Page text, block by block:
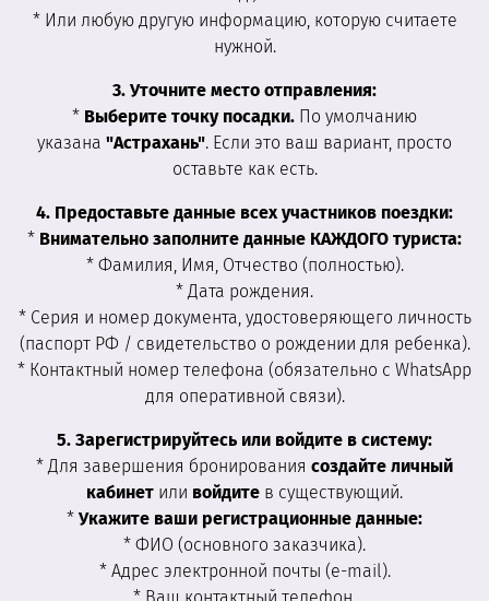
* Или любую другую информацию, которую считаете
нужной.
3. Уточните место отправления:
* Выберите точку посадки. По умолчанию
указана "Астрахань". Если это ваш вариант, просто
оставьте как есть.
4. Предоставьте данные всех участников поездки:
* Внимательно заполните данные КАЖДОГО туриста:
* Фамилия, Имя, Отчество (полностью).
* Дата рождения.
* Серия и номер документа, удостоверяющего личность
(паспорт РФ / свидетельство о рождении для ребенка).
* Контактный номер телефона (обязательно с WhatsApp
для оперативной связи).
5. Зарегистрируйтесь или войдите в систему:
* Для завершения бронирования создайте личный
кабинет или войдите в существующий.
* Укажите ваши регистрационные данные:
* ФИО (основного заказчика).
* Адрес электронной почты (e-mail).